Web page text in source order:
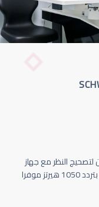
لتصحيج النظر مع جهاز
Schwind Amaris 1050 الذي يعمل بتردد 1050 هيرتز موفرا